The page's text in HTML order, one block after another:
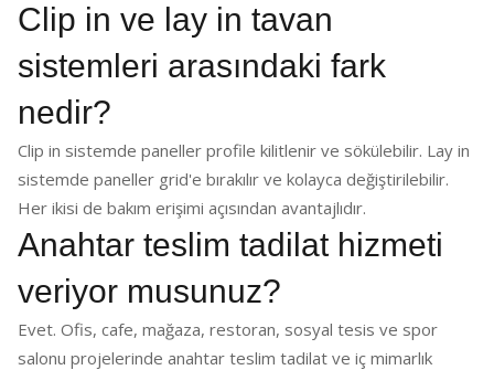
Clip in ve lay in tavan
sistemleri arasındaki fark
nedir?
Clip in sistemde paneller profile kilitlenir ve sökülebilir. Lay in
sistemde paneller grid'e bırakılır ve kolayca değiştirilebilir.
Her ikisi de bakım erişimi açısından avantajlıdır.
Anahtar teslim tadilat hizmeti
veriyor musunuz?
Evet. Ofis, cafe, mağaza, restoran, sosyal tesis ve spor
salonu projelerinde anahtar teslim tadilat ve iç mimarlık